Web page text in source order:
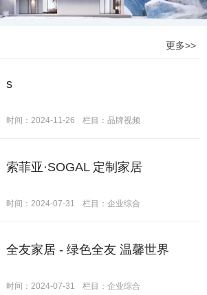
更多>>
s
时间：2024-11-26 栏目： 品牌视频
索菲亚·SOGAL 定制家居
时间：2024-07-31 栏目： 企业综合
全友家居 - 绿色全友 温馨世界
时间：2024-07-31 栏目： 企业综合